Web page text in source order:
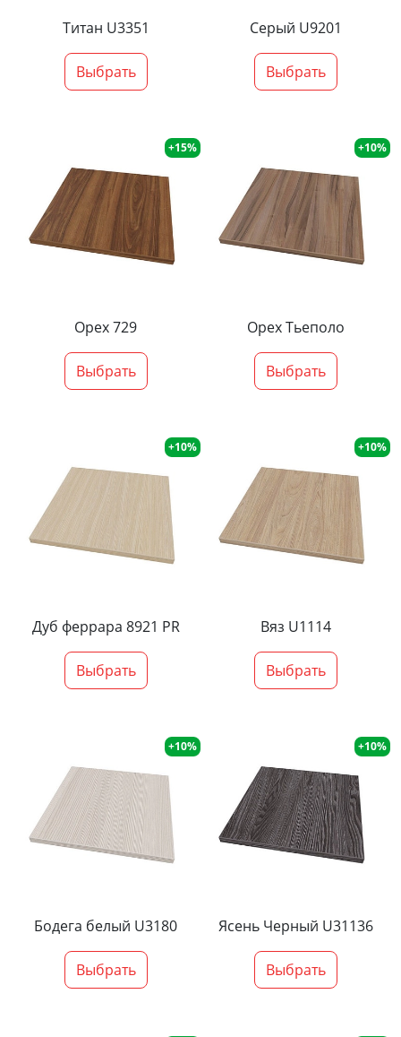
Титан U3351
Выбрать
Серый U9201
Выбрать
+15%
Орех 729
Выбрать
+10%
Орех Тьеполо
Выбрать
+10%
Дуб феррара 8921 PR
Выбрать
+10%
Вяз U1114
Выбрать
+10%
Бодега белый U3180
Выбрать
+10%
Ясень Черный U31136
Выбрать